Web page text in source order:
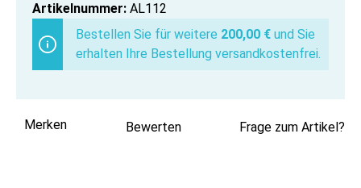
Artikelnummer: AL112
Bestellen Sie für weitere 200,00 € und Sie
erhalten Ihre Bestellung versandkostenfrei.
Merken Bewerten Frage zum Artikel?